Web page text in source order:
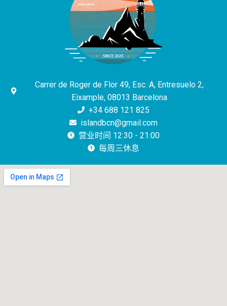
Carrer de Roger de Flor 49, Esc. A, Entresuelo 2,
Eixample, 08013 Barcelona
+34 688 121 825
islandbcn@gmail.com
营业时间 12:30 - 21:00
每周三休息